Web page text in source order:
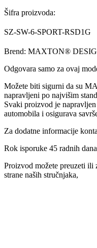
Šifra proizvoda:
SZ-SW-6-SPORT-RSD1G
Brend: MAXTON®
Odgovara samo za ovaj
Možete biti sigurni da su
napravljeni po najvišim
Svaki proizvod je
automobila i osigurava
Za dodatne informacije
Rok isporuke 45 radnih
Proizvod možete preuzeti ili
strane naših stručnjaka,